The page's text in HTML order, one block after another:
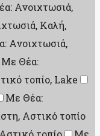
Ανοιχτωσιά,
Καλή,
Ανοιχτωσιά,
Με Θέα:
τοπίο, Lake
Με Θέα:
Αστικό τοπίο